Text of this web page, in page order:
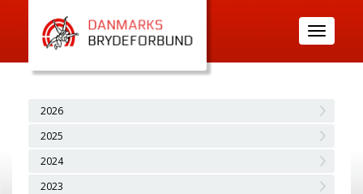
Toggle
navigation
2026
2025
2024
2023